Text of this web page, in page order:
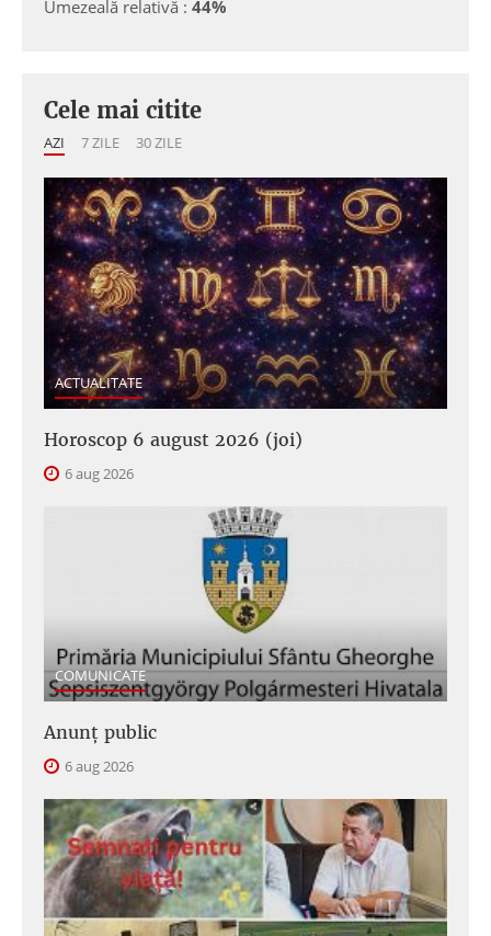
Umezeală relativă : 44%
Cele mai citite
AZI 7 ZILE 30 ZILE
ACTUALITATE
Horoscop 6 august 2026 (joi)
6 aug 2026
COMUNICATE
Anunţ public
6 aug 2026